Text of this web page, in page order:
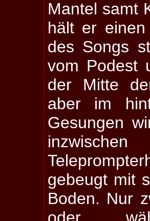
Mantel samt
hält er
des Songs
vom Podest
der Mitte
aber im
Gesungen
gebeugt mit
Boden. Nur
oder